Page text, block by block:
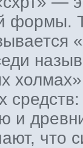
формы.
и
что